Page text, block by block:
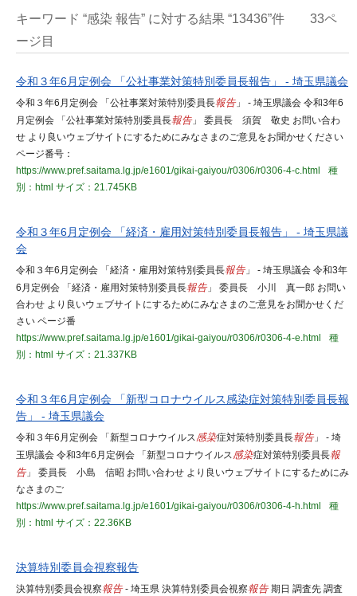
キーワード “感染 報告” に対する結果 “13436”件
33ペ
ージ目
令和３年6月定例会 「公社事業対策特別委員長報告」 - 埼玉県議会
令和３年6月定例会 「公社事業対策特別委員長報告」 - 埼玉県議会 令和3年6
月定例会 「公社事業対策特別委員長報告」 委員長 須賀 敬史 お問い合わ
せ より良いウェブサイトにするためにみなさまのご意見をお聞かせください
ページ番号：
https://www.pref.saitama.lg.jp/e1601/gikai-gaiyou/r0306/r0306-4-c.html
種
別：html サイズ：21.745KB
令和３年6月定例会 「経済・雇用対策特別委員長報告」 - 埼玉県議
会
令和３年6月定例会 「経済・雇用対策特別委員長報告」 - 埼玉県議会 令和3年
6月定例会 「経済・雇用対策特別委員長報告」 委員長 小川 真一郎 お問い
合わせ より良いウェブサイトにするためにみなさまのご意見をお聞かせくだ
さい ページ番
https://www.pref.saitama.lg.jp/e1601/gikai-gaiyou/r0306/r0306-4-e.html
種
別：html サイズ：21.337KB
令和３年6月定例会 「新型コロナウイルス感染症対策特別委員長報
告」 - 埼玉県議会
令和３年6月定例会 「新型コロナウイルス感染症対策特別委員長報告」 - 埼
玉県議会 令和3年6月定例会 「新型コロナウイルス感染症対策特別委員長報
告」 委員長 小島 信昭 お問い合わせ より良いウェブサイトにするためにみ
なさまのご
https://www.pref.saitama.lg.jp/e1601/gikai-gaiyou/r0306/r0306-4-h.html
種
別：html サイズ：22.36KB
決算特別委員会視察報告
決算特別委員会視察報告- 埼玉県 決算特別委員会視察報告期日 調査先 調査